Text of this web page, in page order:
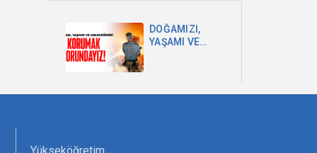
DOĞAMIZI,
YAŞAMI VE